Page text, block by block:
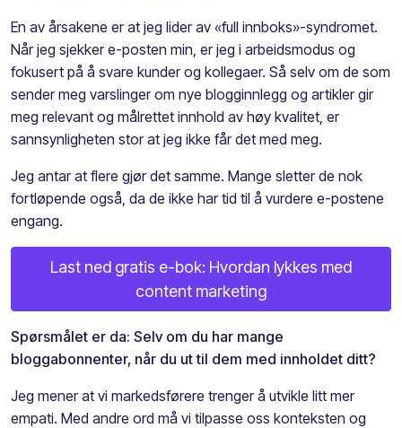
En av årsakene er at jeg lider av «full innboks»-syndromet.
Når jeg sjekker e-posten min, er jeg i arbeidsmodus og
fokusert på å svare kunder og kollegaer. Så selv om de som
sender meg varslinger om nye blogginnlegg og artikler gir
meg relevant og målrettet innhold av høy kvalitet, er
sannsynligheten stor at jeg ikke får det med meg.
Jeg antar at flere gjør det samme. Mange sletter de nok
fortløpende også, da de ikke har tid til å vurdere e-postene
engang.
Last ned gratis e-bok: Hvordan lykkes med
content marketing
Spørsmålet er da: Selv om du har mange
bloggabonnenter, når du ut til dem med innholdet ditt?
Jeg mener at vi markedsførere trenger å utvikle litt mer
empati. Med andre ord må vi tilpasse oss konteksten og